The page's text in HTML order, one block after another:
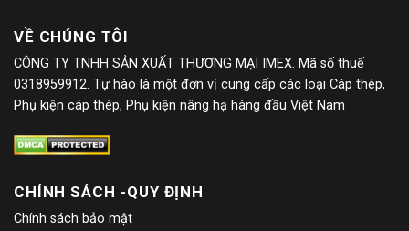
VỀ CHÚNG TÔI
CÔNG TY TNHH SẢN XUẤT THƯƠNG MẠI IMEX. Mã số thuế
0318959912. Tự hào là một đơn vị cung cấp các loại Cáp thép,
Phụ kiện cáp thép, Phụ kiện nâng hạ hàng đầu Việt Nam
CHÍNH SÁCH -QUY ĐỊNH
Chính sách bảo mật